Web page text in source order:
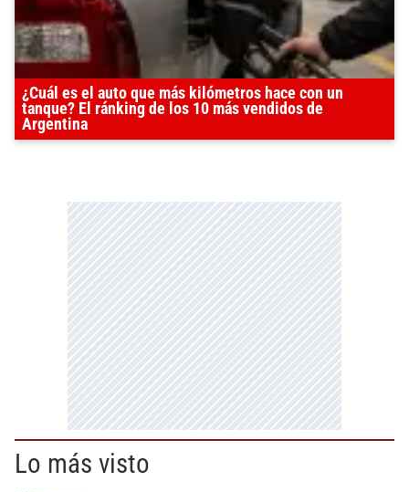
¿Cuál es el auto que más kilómetros hace con un
tanque? El ránking de los 10 más vendidos de
Argentina
Lo más visto